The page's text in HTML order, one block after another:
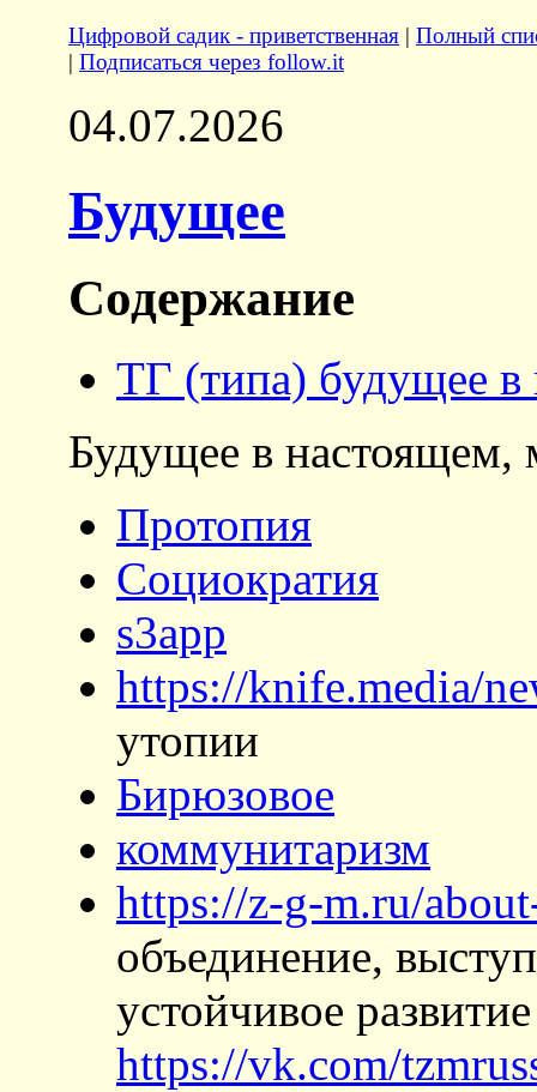
Цифровой садик - приветственная | Полный
| Подписаться через follow.it
04.07.2026
Будущее
Содержание
ТГ (типа) будущее в
Будущее в настоящем,
Протопия
Социократия
s3app
https://knife.media/
утопии
Бирюзовое
коммунитаризм
https://z-g-m.ru/
объединение,
устойчивое
https://vk.com/